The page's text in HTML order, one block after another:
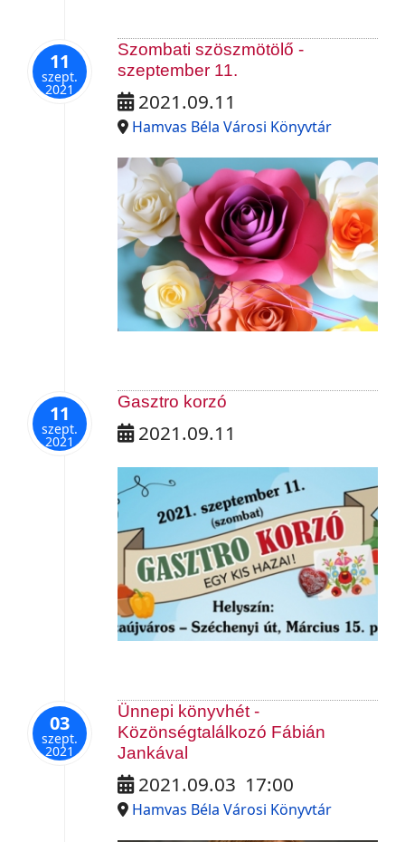
11
szept.
2021
Szombati szöszmötölő -
szeptember 11.
2021.09.11
Hamvas Béla Városi Könyvtár
11
szept.
2021
Gasztro korzó
2021.09.11
03
szept.
2021
Ünnepi könyvhét -
Közönségtalálkozó Fábián
Jankával
2021.09.03 17:00
Hamvas Béla Városi Könyvtár